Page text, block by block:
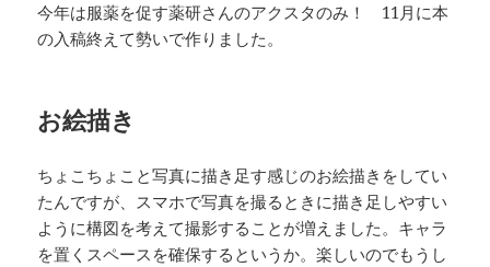
今年は服薬を促す薬研さんのアクスタのみ！ 11月に本
の入稿終えて勢いで作りました。
お絵描き
ちょこちょこと写真に描き足す感じのお絵描きをしてい
たんですが、スマホで写真を撮るときに描き足しやすい
ように構図を考えて撮影することが増えました。キャラ
を置くスペースを確保するというか。楽しいのでもうし